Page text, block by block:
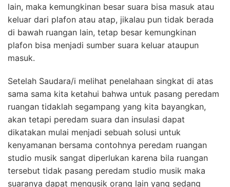
lain, maka kemungkinan besar suara bisa masuk atau
keluar dari plafon atau atap, jikalau pun tidak berada
di bawah ruangan lain, tetap besar kemungkinan
plafon bisa menjadi sumber suara keluar ataupun
masuk.
Setelah Saudara/i melihat penelahaan singkat di atas
sama sama kita ketahui bahwa untuk pasang peredam
ruangan tidaklah segampang yang kita bayangkan,
akan tetapi peredam suara dan insulasi dapat
dikatakan mulai menjadi sebuah solusi untuk
kenyamanan bersama contohnya peredam ruangan
studio musik sangat diperlukan karena bila ruangan
tersebut tidak pasang peredam studio musik maka
suaranya dapat mengusik orang lain yang sedang